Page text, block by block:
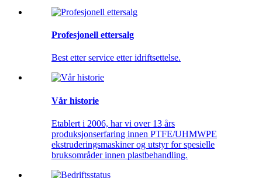
Profesjonell ettersalg
Best etter service etter idriftsettelse.
Vår historie
Etablert i 2006, har vi over 13 års
produksjonserfaring innen PTFE/UHMWPE
ekstruderingsmaskiner og utstyr for spesielle
bruksområder innen plastbehandling.